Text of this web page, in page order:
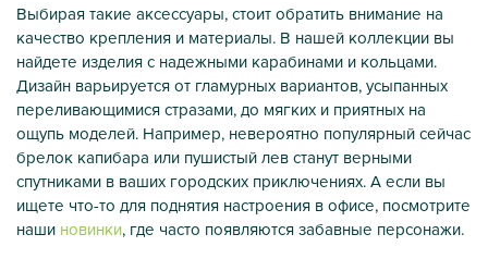
Выбирая такие аксессуары, стоит обратить внимание на
качество крепления и материалы. В нашей коллекции вы
найдете изделия с надежными карабинами и кольцами.
Дизайн варьируется от гламурных вариантов, усыпанных
переливающимися стразами, до мягких и приятных на
ощупь моделей. Например, невероятно популярный сейчас
брелок капибара или пушистый лев станут верными
спутниками в ваших городских приключениях. А если вы
ищете что-то для поднятия настроения в офисе, посмотрите
наши новинки, где часто появляются забавные персонажи.